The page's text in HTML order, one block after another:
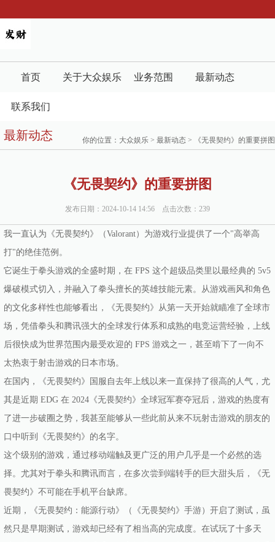
首页 关于大众娱乐 业务范围 最新动态
联系我们
最新动态 你的位置： 大众娱乐 > 最新动态 > 《无畏契约》的重要拼图
《无畏契约》的重要拼图
发布日期：2024-10-14 14:56 点击次数：239
我一直认为《无畏契约》（Valorant）为游戏行业提供了一个"高举高
打"的绝佳范例。
它诞生于拳头游戏的全盛时期，在 FPS 这个超级品类里以最经典的 5v5
爆破模式切入，并融入了拳头擅长的英雄技能元素。从游戏画风和角色
的文化多样性也能够看出，《无畏契约》从第一天开始就瞄准了全球市
场，凭借拳头和腾讯强大的全球发行体系和成熟的电竞运营经验，上线
后很快成为世界范围内最受欢迎的 FPS 游戏之一，甚至啃下了一向不
太热衷于射击游戏的日本市场。
在国内，《无畏契约》国服自去年上线以来一直保持了很高的人气，尤
其是近期 EDG 在 2024《无畏契约》全球冠军赛夺冠后，游戏的热度有
了进一步破圈之势，我甚至能够从一些此前从来不玩射击游戏的朋友的
口中听到《无畏契约》的名字。
这个级别的游戏，通过移动端触及更广泛的用户几乎是一个必然的选
择。尤其对于拳头和腾讯而言，在多次尝到端转手的巨大甜头后，《无
畏契约》不可能在手机平台缺席。
近期，《无畏契约：能源行动》（《无畏契约》手游）开启了测试，虽
然只是早期测试，游戏却已经有了相当高的完成度。在试玩了十多天